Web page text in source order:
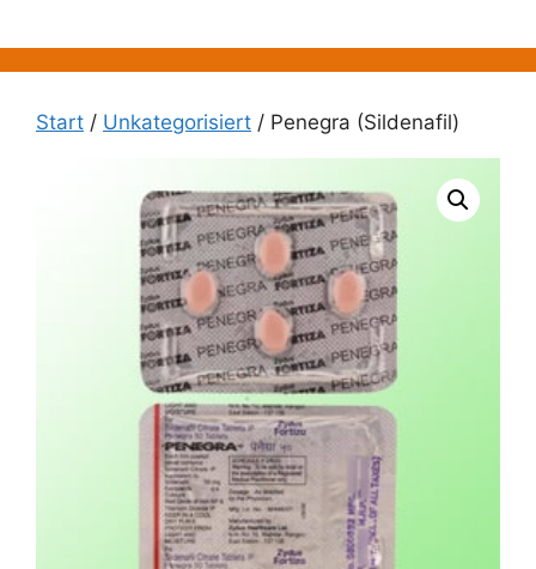
Inhalt
springen
Start / Unkategorisiert / Penegra (Sildenafil)